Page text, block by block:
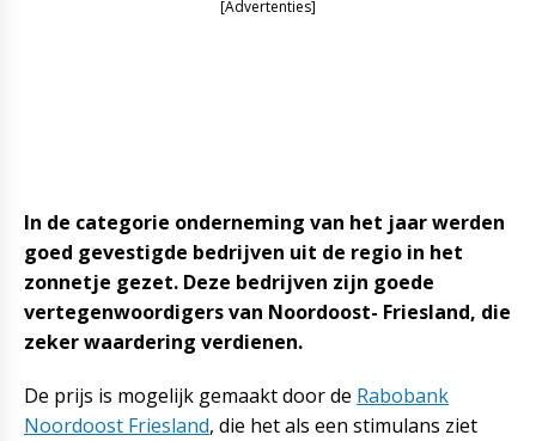
[Advertenties]
In de categorie onderneming van het jaar werden
goed gevestigde bedrijven uit de regio in het
zonnetje gezet. Deze bedrijven zijn goede
vertegenwoordigers van Noordoost- Friesland, die
zeker waardering verdienen.
De prijs is mogelijk gemaakt door de Rabobank
Noordoost Friesland, die het als een stimulans ziet